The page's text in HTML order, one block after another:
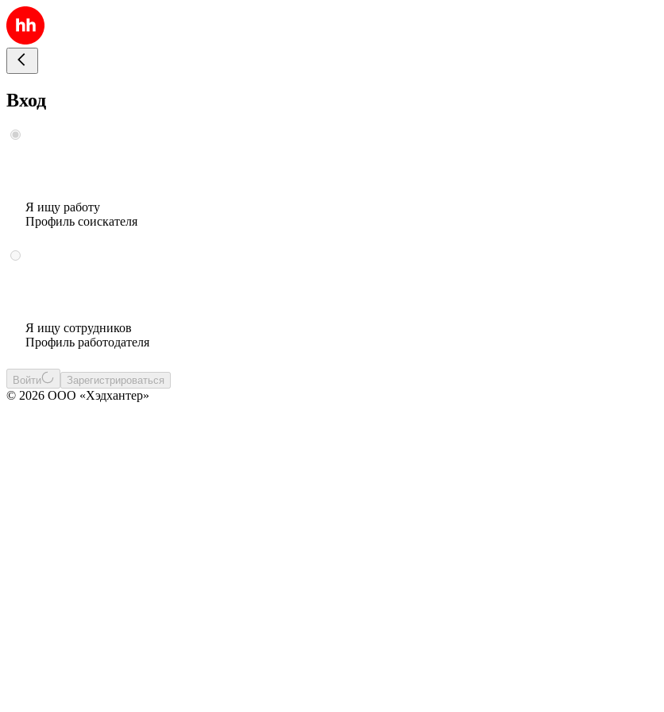
Вход
Я ищу работу
Профиль соискателя
Я ищу сотрудников
Профиль работодателя
Войти Зарегистрироваться
© 2026 ООО «Хэдхантер»